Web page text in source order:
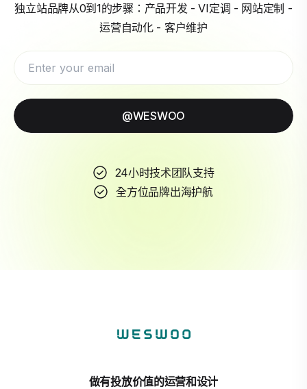
独立站品牌从0到1的步骤：产品开发 - VI定调 - 网站定制 -
运营自动化 - 客户维护
@WESWOO
24小时技术团队支持
全方位品牌出海护航
做有投放价值的运营和设计